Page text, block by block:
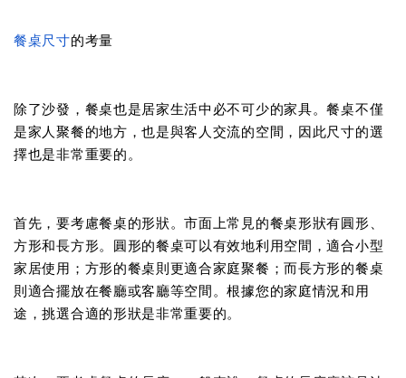
餐桌尺寸的考量
除了沙發，餐桌也是居家生活中必不可少的家具。餐桌不僅
是家人聚餐的地方，也是與客人交流的空間，因此尺寸的選
擇也是非常重要的。
首先，要考慮餐桌的形狀。市面上常見的餐桌形狀有圓形、
方形和長方形。圓形的餐桌可以有效地利用空間，適合小型
家居使用；方形的餐桌則更適合家庭聚餐；而長方形的餐桌
則適合擺放在餐廳或客廳等空間。根據您的家庭情況和用
途，挑選合適的形狀是非常重要的。